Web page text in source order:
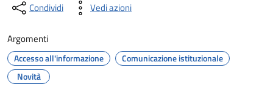
Condividi Vedi azioni
Argomenti
Accesso all'informazione
Comunicazione istituzionale
Novità